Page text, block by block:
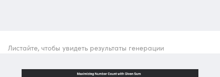
Листайте, чтобы увидеть результаты генерации